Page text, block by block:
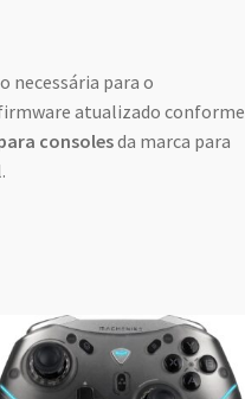
necessária para o
atualizado conforme
consolesda marca para